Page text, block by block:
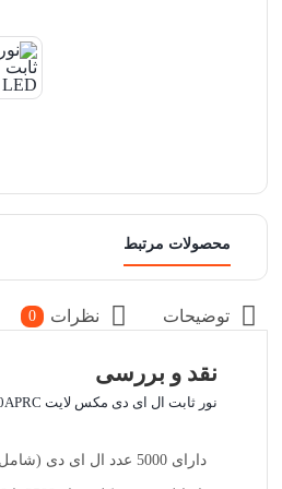
محصولات مرتبط
توضیحات نظرات 0
نقد و بررسی
نور ثابت ال ای دی مکس لایت MAXLIGHT SL-500APRC
دارای 5000 عدد ال ای دی (شامل 250 عدد با کلوین 8500 و 250 عدد با کلوین 2500)